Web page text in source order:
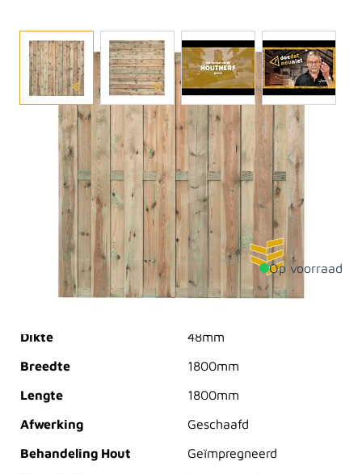
Dit stevige tuinscherm van geïmpregneerd grenenhout
is RVS geschroefd en een goede kandidaat voor uw
project! Het tuinscherm heeft 15 planken van 16x140
mm en 3 tussenregel/liggers van 16x40 voor extra
stevigheid. Doordat het scherm is geïmpregneerd, is
het bestand tegen: vocht, schimmel en rot.
Op voorraad
Productdetails
Dikte
48mm
Breedte
1800mm
Lengte
1800mm
Afwerking
Geschaafd
Behandeling Hout
Geïmpregneerd